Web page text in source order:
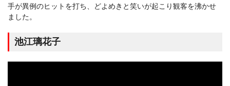
手が異例のヒットを打ち、どよめきと笑いが起こり観客を沸かせ
ました。
池江璃花子